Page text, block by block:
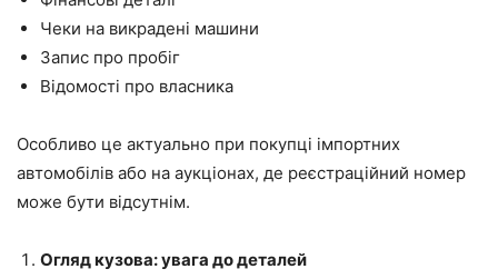
Чеки на викрадені машини
Запис про пробіг
Відомості про власника
Особливо це актуально при покупці імпортних
автомобілів або на аукціонах, де реєстраційний номер
може бути відсутнім.
Огляд кузова: увага до деталей